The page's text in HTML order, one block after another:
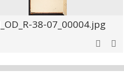
38-07_00004.jpg